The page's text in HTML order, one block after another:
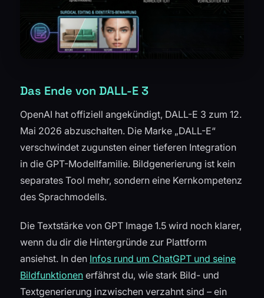
Das Ende von DALL-E 3
OpenAI hat offiziell angekündigt, DALL-E 3 zum 12.
Mai 2026 abzuschalten. Die Marke „DALL-E“
verschwindet zugunsten einer tieferen Integration
in die GPT-Modellfamilie. Bildgenerierung ist kein
separates Tool mehr, sondern eine Kernkompetenz
des Sprachmodells.
Die Textstärke von GPT Image 1.5 wird noch klarer,
wenn du dir die Hintergründe zur Plattform
ansiehst. In den Infos rund um ChatGPT und seine
Bildfunktionen erfährst du, wie stark Bild- und
Textgenerierung inzwischen verzahnt sind – ein